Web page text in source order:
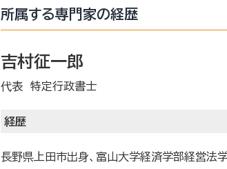
所属する専門家の経歴
吉村征一郎
代表 特定行政書士
経歴
長野県上田市出身、富山大学経済学部経営法